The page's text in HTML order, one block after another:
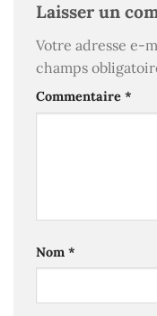
Laisser un
Votre adresse e-
champs
Commentaire *
Nom *